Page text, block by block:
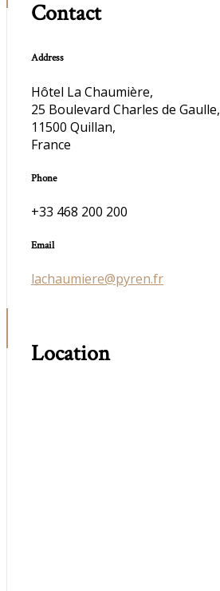
Contact
Address
Hôtel La Chaumière,
25 Boulevard Charles de Gaulle,
11500 Quillan,
France
Phone
+33 468 200 200
Email
lachaumiere@pyren.fr
Location